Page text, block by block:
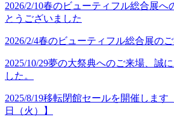
2026/2/10春のビューティフル総合展へ
とうございました
2026/2/4春のビューティフル総合展の
2025/10/29夢の大祭典へのご来場、誠
した。
2025/8/19移転閉館セールを開催します
日（火）】